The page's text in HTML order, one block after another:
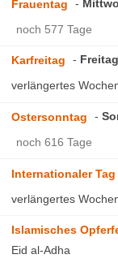
Frauentag
noch 577 Tage
Karfreitag
verlängertes
Ostersonntag
noch 616 Tage
Internationaler
verlängertes
Islamisches
Eid al-Adha